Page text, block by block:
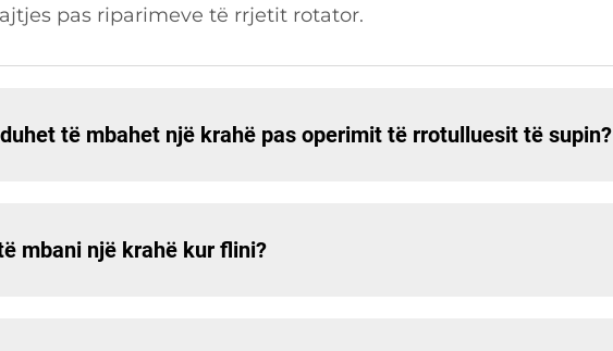
pas riparimeve të rrjetit rotator.
të mbahet një krahë pas operimit të rrotulluesit të supin?
mbani një krahë kur flini?